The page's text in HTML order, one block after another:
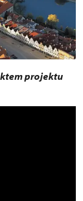
projektu